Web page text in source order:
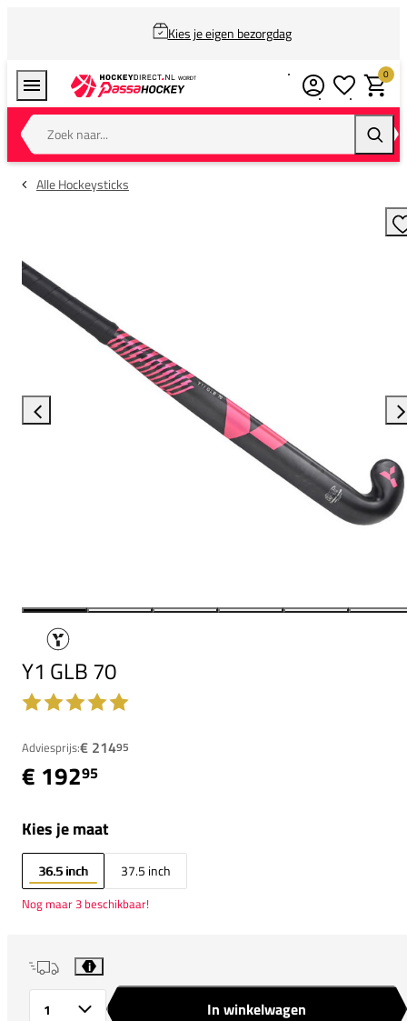
Kies je eigen bezorgdag
Zoek naar...
0
Alle Hockeysticks
Y1 GLB 70
Adviesprijs:€ 21495
€ 19295
Kies je maat
36.5 inch 37.5 inch
Nog maar 3 beschikbaar!
i
In winkelwagen